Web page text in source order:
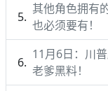
其他角色拥有
也必须要有！
11月6日：川
老爹黑料！